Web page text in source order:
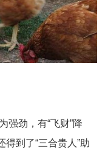
劲，有“飞财”降
到了“三合贵人”助